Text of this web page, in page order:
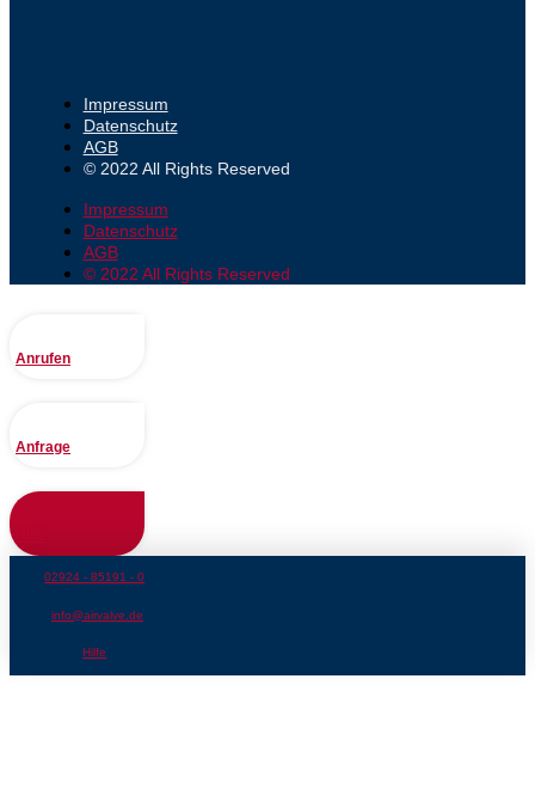
Impressum
Datenschutz
AGB
© 2022 All Rights Reserved
Impressum
Datenschutz
AGB
© 2022 All Rights Reserved
Anrufen
Anfrage
02924 - 85191 - 0
info@airvalve.de
Hilfe